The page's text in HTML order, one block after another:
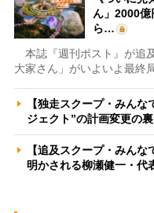
ん」2000億
ら…
本誌『週刊ポスト』が追
大家さん」がいよいよ最終
【独走スクープ・みん
ジェクト”の計画変更の
【追及スクープ・みん
明かされる柳瀬健一・代